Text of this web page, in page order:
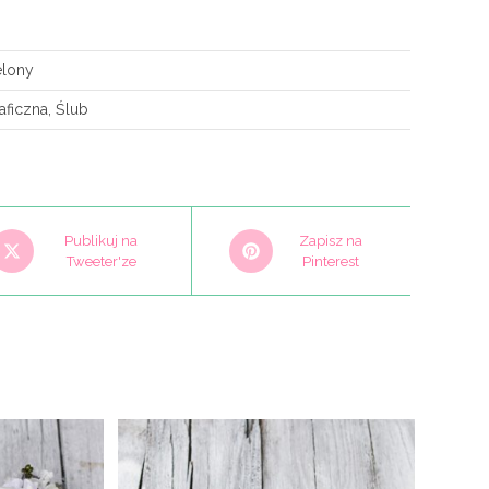
Ślub
Publikuj na
Tweeter'ze
Opens
in
Zapisz na
Pinterest